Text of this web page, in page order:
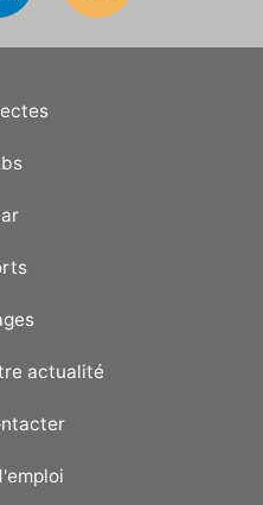
actualité